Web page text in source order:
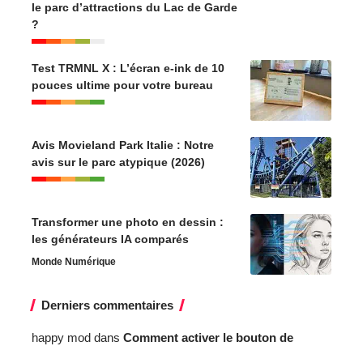
le parc d’attractions du Lac de Garde
?
Test TRMNL X : L’écran e-ink de 10
pouces ultime pour votre bureau
Avis Movieland Park Italie : Notre
avis sur le parc atypique (2026)
Transformer une photo en dessin :
les générateurs IA comparés
Monde Numérique
Derniers commentaires
happy mod dans Comment activer le bouton de